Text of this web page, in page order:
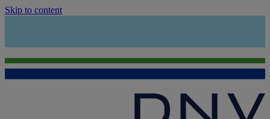
Skip to content